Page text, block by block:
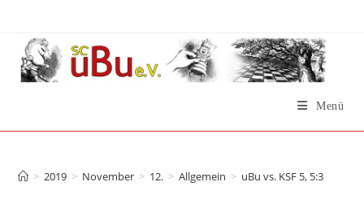
springen
Menü
> 2019 > November > 12. > Allgemein > uBu vs. KSF 5, 5:3